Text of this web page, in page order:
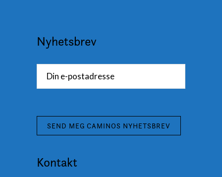
Nyhetsbrev
Kontakt